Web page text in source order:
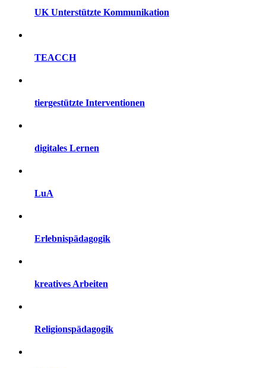
UK Unterstützte Kommunikation
TEACCH
tiergestützte Interventionen
digitales Lernen
LuA
Erlebnispädagogik
kreatives Arbeiten
Religionspädagogik